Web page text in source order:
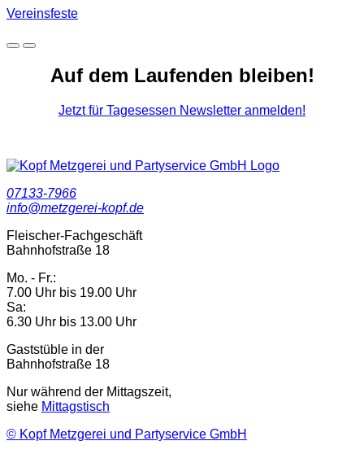
Vereinsfeste
Auf dem Laufenden bleiben!
Jetzt für Tagesessen Newsletter anmelden!
07133-7966
info@metzgerei-kopf.de
Fleischer-Fachgeschäft
Bahnhofstraße 18
Mo. - Fr.:
7.00 Uhr bis 19.00 Uhr
Sa:
6.30 Uhr bis 13.00 Uhr
Gaststüble in der
Bahnhofstraße 18
Nur während der Mittagszeit,
siehe Mittagstisch
© Kopf Metzgerei und Partyservice GmbH